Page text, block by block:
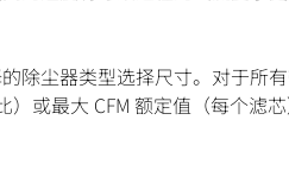
除尘器类型选择尺寸。对于所
或最大 CFM 额定值（每个滤